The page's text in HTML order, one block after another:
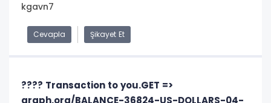
kgavn7
Cevapla Şikayet Et
???? Transaction to you.GET =>